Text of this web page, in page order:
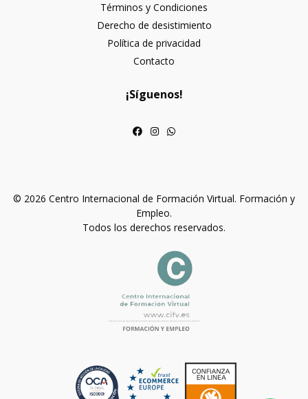
Términos y Condiciones
Derecho de desistimiento
Política de privacidad
Contacto
¡Síguenos!
© 2026 Centro Internacional de Formación Virtual. Formación y
Empleo.
Todos los derechos reservados.